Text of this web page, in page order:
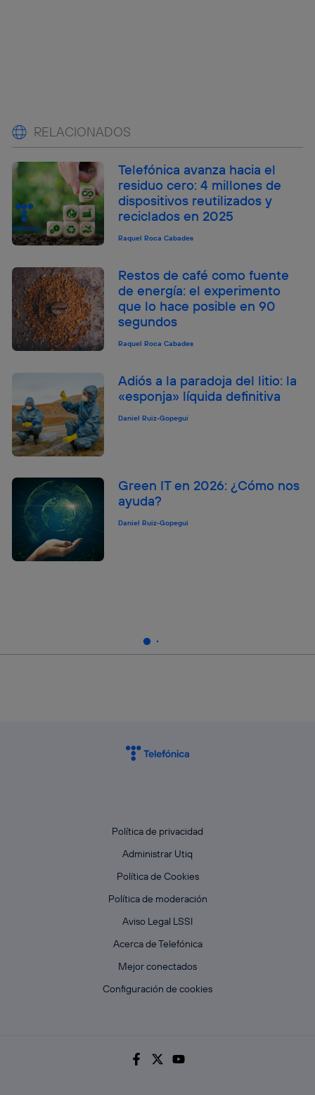
RELACIONADOS
Telefónica avanza hacia el
residuo cero: 4 millones de
dispositivos reutilizados y
reciclados en 2025
Raquel Roca Cabades
Restos de café como fuente
de energía: el experimento
que lo hace posible en 90
segundos
Raquel Roca Cabades
Adiós a la paradoja del litio: la
«esponja» líquida definitiva
Daniel Ruiz-Gopegui
Green IT en 2026: ¿Cómo nos
ayuda?
Daniel Ruiz-Gopegui
Política de privacidad
Administrar Utiq
Política de Cookies
Política de moderación
Aviso Legal LSSI
Acerca de Telefónica
Mejor conectados
Configuración de cookies